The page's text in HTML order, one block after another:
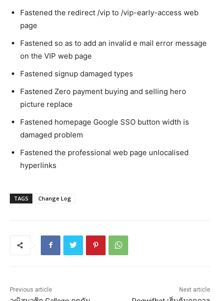
Fastened the redirect /vip to /vip-early-access web
page
Fastened so as to add an invalid e mail error message
on the VIP web page
Fastened signup damaged types
Fastened Zero payment buying and selling hero
picture replace
Fastened homepage Google SSO button width is
damaged problem
Fastened the professional web page unlocalised
hyperlinks
TAGS Change Log
Previous article Next article